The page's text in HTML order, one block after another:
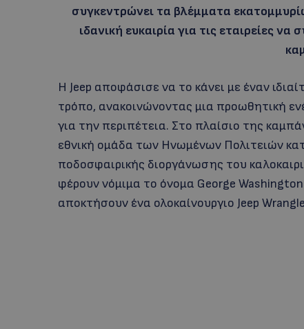
συγκεντρώνει τα βλέμματα
ιδανική ευκαιρία για τις εταιρείες
Η Jeep αποφάσισε να το κάνει με έναν
τρόπο, ανακοινώνοντας μια προωθητική
για την περιπέτεια. Στο πλαίσιο της
εθνική ομάδα των Ηνωμένων Πολιτειών
ποδοσφαιρικής διοργάνωσης του
φέρουν νόμιμα το όνομα George
αποκτήσουν ένα ολοκαίνουργιο Jeep